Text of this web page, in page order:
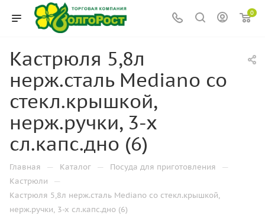
0
Кастрюля 5,8л
нерж.сталь Mediano со
стекл.крышкой,
нерж.ручки, 3-х
сл.капс.дно (6)
Главная — Каталог — Посуда для приготовления —
Кастрюли —
Кастрюля 5,8л нерж.сталь Mediano со стекл.крышкой,
нерж.ручки, 3-х сл.капс.дно (6)